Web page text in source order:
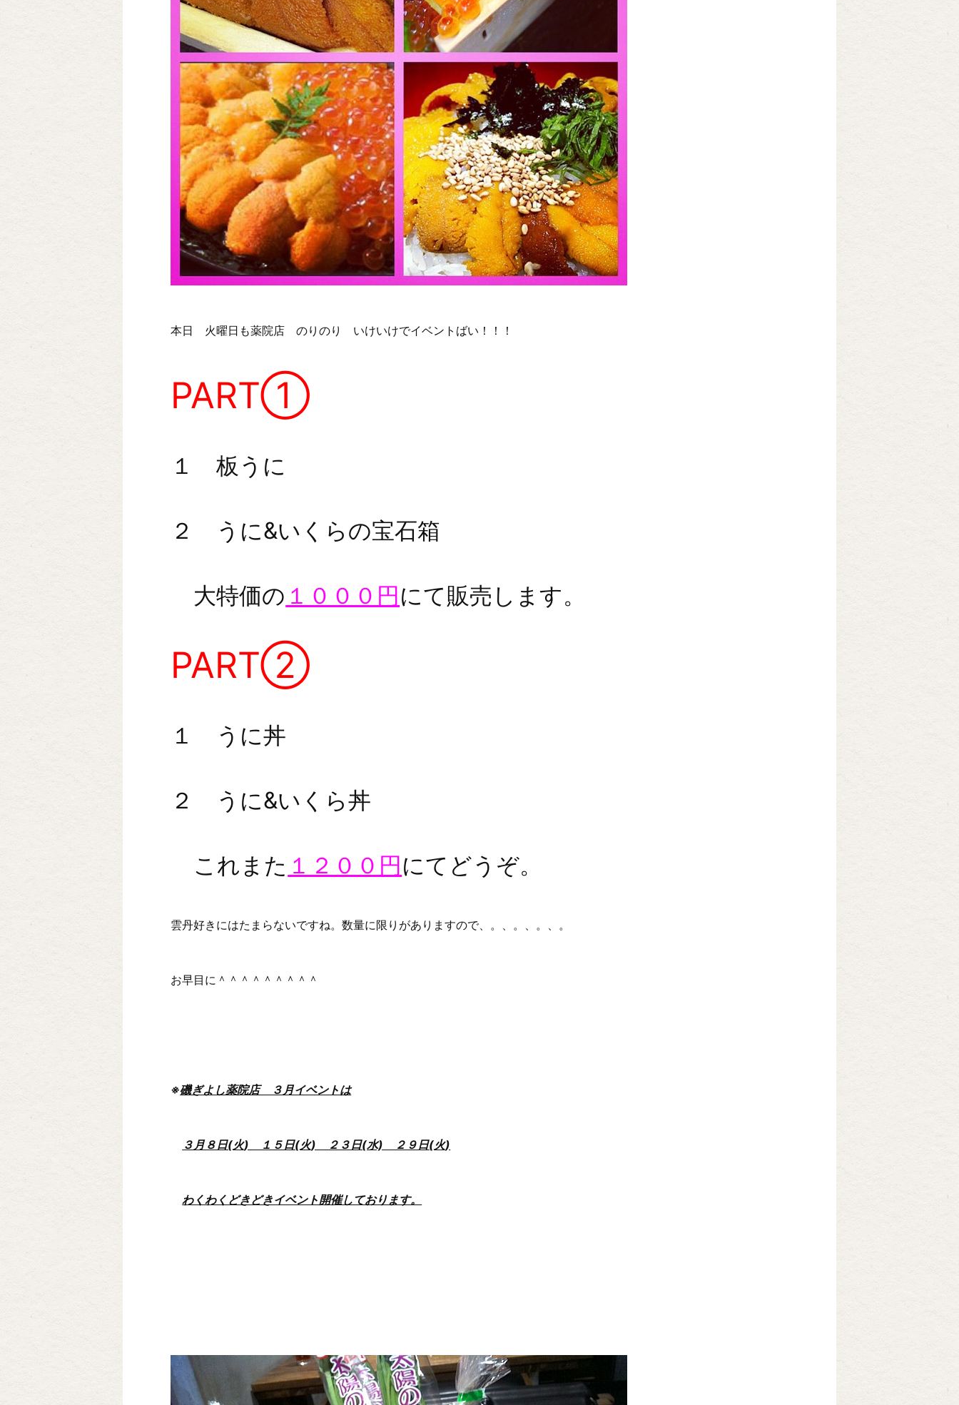
本日 火曜日も薬院店 のりのり いけいけでイベントばい！！！
PART①
１ 板うに
２ うに&いくらの宝石箱
大特価の １０００円にて販売します。
PART②
１ うに丼
２ うに&いくら丼
これまた １２００円にてどうぞ。
雲丹好きにはたまらないですね。数量に限りがありますので、。、。、。、。
お早目に＾＾＾＾＾＾＾＾＾
※磯ぎよし薬院店 ３月イベントは
３月８日(火) １５日(火) ２３日(水) ２９日(火)
わくわくどきどきイベント開催しております。